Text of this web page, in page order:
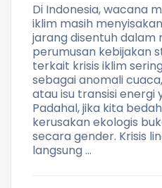
Di Indonesia, wacana
iklim masih
jarang disentuh dalam
perumusan kebijakan
terkait krisis iklim
sebagai anomali
atau isu transisi energi
Padahal, jika kita
kerusakan ekologis
secara gender. Krisis
langsung …